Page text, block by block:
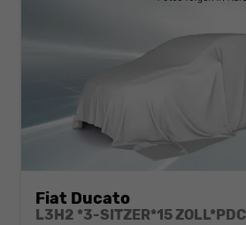
Fiat Ducato